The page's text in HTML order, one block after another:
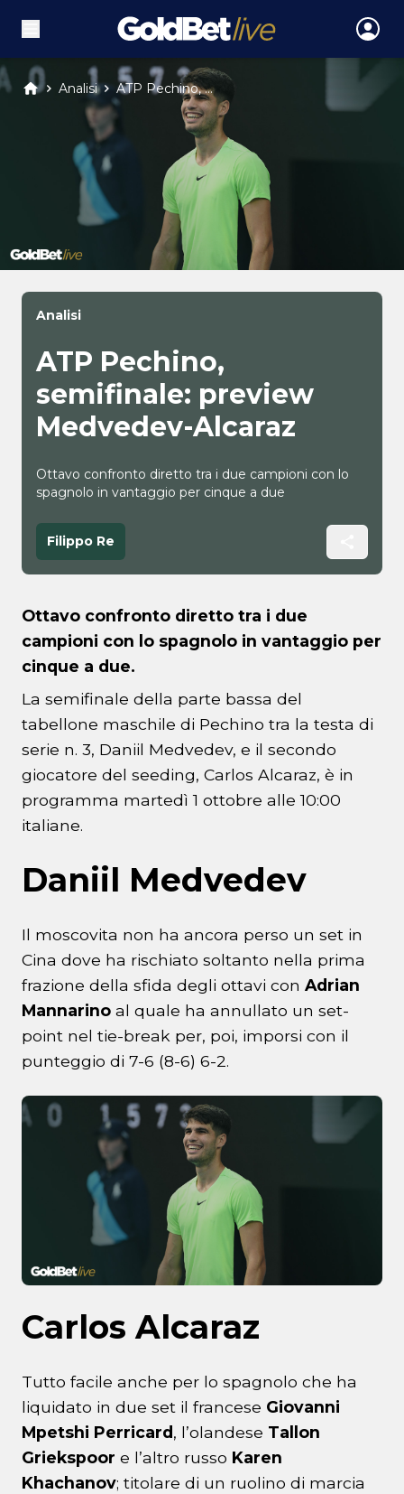
Analisi ATP Pechino, ...
Analisi
ATP Pechino,
semifinale: preview
Medvedev-Alcaraz
Ottavo confronto diretto tra i due campioni con lo
spagnolo in vantaggio per cinque a due
Filippo Re
Ottavo confronto diretto tra i due
campioni con lo spagnolo in vantaggio per
cinque a due.
La semifinale della parte bassa del
tabellone maschile di Pechino tra la testa di
serie n. 3, Daniil Medvedev, e il secondo
giocatore del seeding, Carlos Alcaraz, è in
programma martedì 1 ottobre alle 10:00
italiane.
Daniil Medvedev
Il moscovita non ha ancora perso un set in
Cina dove ha rischiato soltanto nella prima
frazione della sfida degli ottavi con Adrian
Mannarino al quale ha annullato un set-
point nel tie-break per, poi, imporsi con il
punteggio di 7-6 (8-6) 6-2.
Carlos Alcaraz
Tutto facile anche per lo spagnolo che ha
liquidato in due set il francese Giovanni
Mpetshi Perricard, l’olandese Tallon
Griekspoor e l’altro russo Karen
Khachanov; titolare di un ruolino di marcia